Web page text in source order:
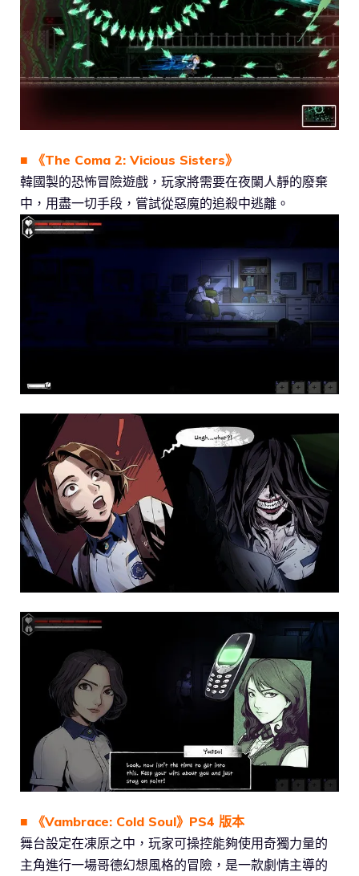
■ 《The Coma 2: Vicious Sisters》
韓國製的恐怖冒險遊戲，玩家將需要在夜闌人靜的廢棄
中，用盡一切手段，嘗試從惡魔的追殺中逃離。
■ 《Vambrace: Cold Soul》PS4 版本
舞台設定在凍原之中，玩家可操控能夠使用奇獨力量的
主角進行一場哥德幻想風格的冒險，是一款劇情主導的